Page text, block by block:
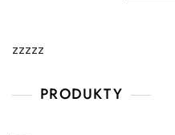
zzzzz
PRODUKTY